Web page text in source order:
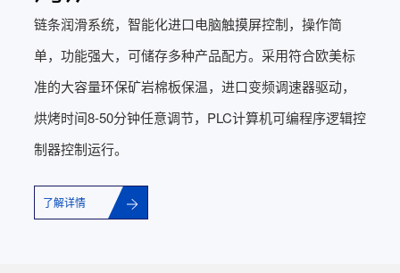
链条润滑系统，智能化进口电脑触摸屏控制，操作简
单，功能强大，可储存多种产品配方。采用符合欧美标
准的大容量环保矿岩棉板保温，进口变频调速器驱动，
烘烤时间8-50分钟任意调节，PLC计算机可编程序逻辑控
制器控制运行。
了解详情